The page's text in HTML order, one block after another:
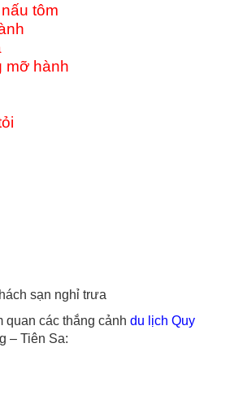
tôm
mỡ hành
sạn nghỉ trưa
quan các thắng cảnh du lịch Quy
– Tiên Sa: